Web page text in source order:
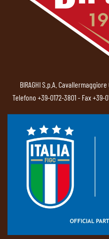
BIRAGHI S.p.A. Cavallermaggiore
Telefono +39-0172-3801- Fax +39-